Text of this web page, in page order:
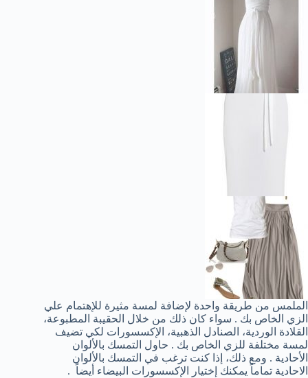
الملمس من طريقة واحدة لإضافة لمسة مثيرة للإهتمام علي
الزي الخاص بك . سواء كان ذلك من خلال الحقيبة المطبوعة،
القلادة الوردية، الصنادل الذهبية، الإكسسورات لكي تضيف
لمسة مختلفة للزي الخاص بك . حاول التمسك بالألوان
الأحادية . ومع ذلك، إذا كنت ترغب في التمسك بالألوان
الاحادية تماماً يمكنك إختيار الإكسسورات البيضاء أيضاً .